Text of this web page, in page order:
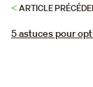
<ARTICLE
5 astuces pour